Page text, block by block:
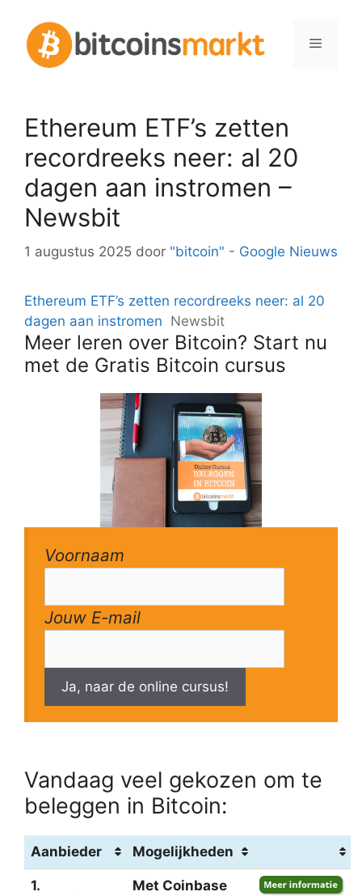
inhoud
Menu
Ethereum ETF’s zetten
recordreeks neer: al 20
dagen aan instromen –
Newsbit
1 augustus 2025 door "bitcoin" - Google Nieuws
Ethereum ETF’s zetten recordreeks neer: al 20
dagen aan instromen Newsbit
Meer leren over Bitcoin? Start nu
met de Gratis Bitcoin cursus
Voornaam
Jouw E-mail
Ja, naar de online cursus!
Vandaag veel gekozen om te
beleggen in Bitcoin:
Aanbieder Mogelijkheden
1.
Met Coinbase